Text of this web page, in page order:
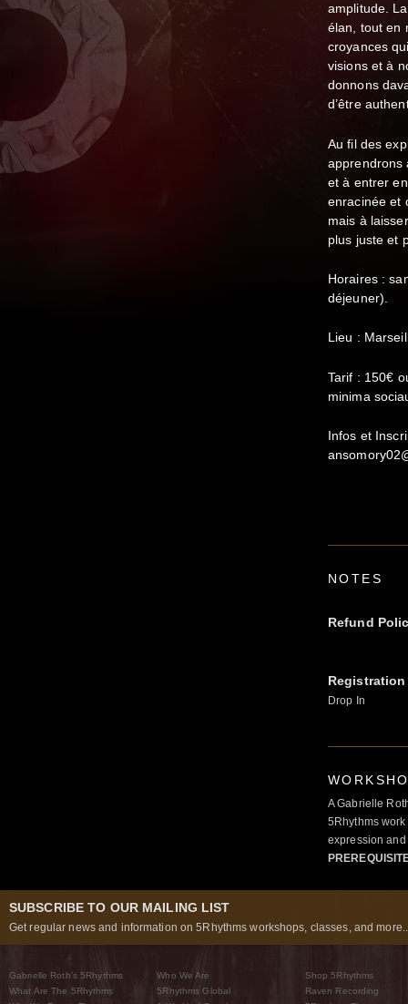
amplitude.
élan, tout en
croyances
visions et à
donnons
d’être
Au fil des
apprendrons
et à entrer
enracinée et
mais à
plus juste et
Horaires :
déjeuner).
Lieu :
Tarif : 150€
minima
Infos et
NOTES
Refund
Drop In
A Gabrielle
5Rhythms
expression
SUBSCRIBE TO OUR MAILING LIST
Get regular news and information on 5Rhythms workshops, classes, and
Gabrielle Roth’s 5Rhythms
What Are The 5Rhythms
Who We Are
5Rhythms Global
Shop 5Rhythms
Raven Recording